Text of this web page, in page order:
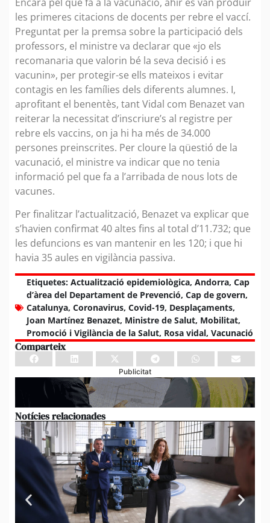
les primeres citacions de docents per rebre el vaccí.
Preguntat per la premsa sobre la participació dels
professors, el ministre va declarar que «jo els
recomanaria que valorin bé la seva decisió i es
vacunin», per protegir-se ells mateixos i evitar
contagis en les famílies dels diferents alumnes. I,
aprofitant el benentès, tant Vidal com Benazet van
reiterar la necessitat d’inscriure’s al registre per
rebre els vaccins, on ja hi ha més de 34.000
persones preinscrites. Per cloure la qüestió de la
vacunació, el ministre va indicar que no tenia
informació pel que fa a l’arribada de nous lots de
vacunes.
Per finalitzar l’actualització, Benazet va explicar que
s’havien confirmat 40 altes fins al total d’11.732; que
les defuncions es van mantenir en les 120; i que hi
havia 35 aules en vigilància passiva.
Etiquetes: Actualització epidemiològica, Andorra, Cap
d’àrea del Departament de Prevenció, Cap de govern,
Catalunya, Coronavirus, Covid-19, Desplaçaments,
Joan Martínez Benazet, Ministre de Salut, Mobilitat,
Promoció i Vigilància de la Salut, Rosa vidal, Vacunació
Comparteix
Publicitat
Notícies relacionades